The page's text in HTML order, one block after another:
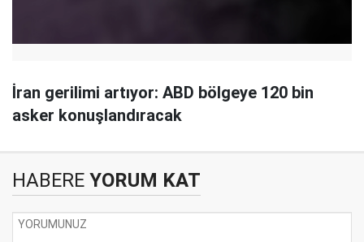
İran gerilimi artıyor: ABD bölgeye 120 bin
asker konuşlandıracak
HABERE YORUM KAT